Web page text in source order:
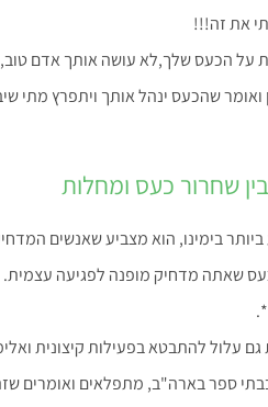
את זה!!!
על הכעס שלך,לא עושה אותך אדם
שהכעס ינהל אותך ויתפרץ מתי
שחרור כעס ומחלות
בימינו, הוא מצביע שאנשים
שאתה מדחיק מופנה לפגיעה עצמית.
גם עלול להתבטא בפעילות קיצונית
ספר בארה"ב, מתפלאים ואומרים